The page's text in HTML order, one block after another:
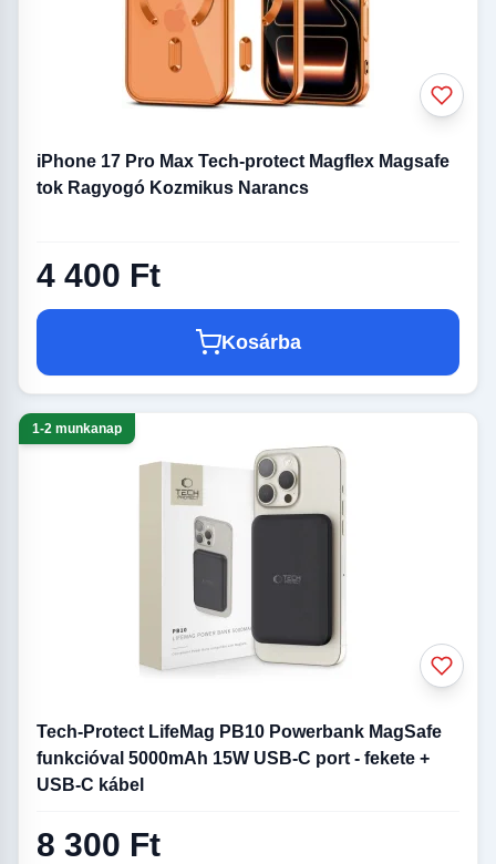
iPhone 17 Pro Max Tech-protect Magflex Magsafe
tok Ragyogó Kozmikus Narancs
4 400 Ft
Kosárba
1-2 munkanap
Tech-Protect LifeMag PB10 Powerbank MagSafe
funkcióval 5000mAh 15W USB-C port - fekete +
USB-C kábel
8 300 Ft